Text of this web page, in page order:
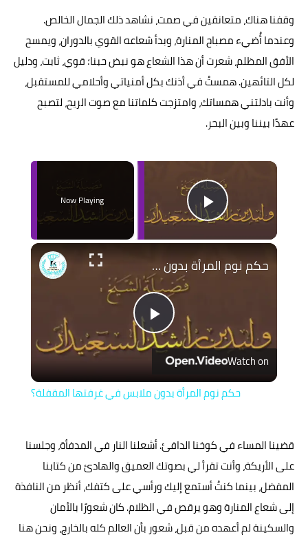
وقفنا هناك، متعانقين في صمت، نشاهد ذلك الجمال الخالص.
وعندما أُضيء مصباح المنارة، وبدأ شعاعه القوي بالدوران، ويمسح
الأفق المظلم، شعرت أن هذا الشعاع هو نبض حبنا؛ قوي، ثابت، ودليل
لكل التائهين. همستُ في أذنك بكل أمنياتي وأحلامي للمستقبل،
وأنت بادلتني همساتك، وامتزجت كلماتنا مع صوت الريح، لتصبح
عهدًا بيننا وبين البحر.
×
Play Video
Now Playing
Play
Video
حكم نوم المرأة بدون ملابس في غرفتها المقفلة؟
Watch on
حكم نوم المرأة بدون ملابس في غرفتها المقفلة؟
قضينا المساء في كوخنا الدافئ. أشعلنا النار في المدفأة، وجلسنا
على الأريكة، وأنت تقرأ لي بصوتك العميق والهادئ من كتابنا
المفضل، بينما كنتُ أستمع إليك ورأسي على كتفك، أنظر من النافذة
إلى شعاع المنارة وهو يرقص في الظلام. كان شعورًا بالأمان
والسكينة لم أعهده من قبل، شعور بأن العالم كله بالخارج، ونحن هنا